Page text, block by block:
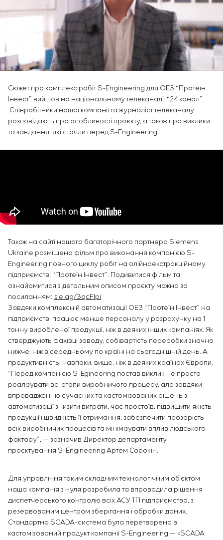
замовника
Сервісне обслуговування
Управління проєктами
Аутсорсинг
Консалтингові послуги
Індивідуальна розробка та випробування
Розробка математичних моделей об’єктів
Розробка спеціальних алгоритмів
Розробка систем управління
Інфраструктура
Хімічна промисловість
Цементна промисловість
Вакансії
Ветеранам
КОНТАКТИ
Сюжет про комплекс робіт S-Engineering для ОЕЗ “Протеїн
Інвест” вийшов на національному телеканалі “24 канал”.
Співробітники нашої компанії та журналіст телеканалу
розповідають про особливості проєкту, а також про виклики
та завдання, які стояли перед S-Engineering.
Також на сайті нашого багаторічного партнера Siemens
Ukraine розміщено фільм про виконання компанією S-
Engineering повного циклу робіт на олійноекстракційному
підприємстві “Протеїн Інвест”. Подивитися фільм та
ознайомитися з детальним описом проєкту можна за
посиланням: sie.ag/3qcFIpi
Завдяки комплексній автоматизації ОЕЗ “Протеїн Інвест” на
підприємстві працює менше персоналу у розрахунку на 1
тонну виробленої продукції, ніж в деяких інших компаніях. Як
стверджують фахівці заводу, собівартість переробки значно
нижче, ніж в середньому по країні на сьогоднішній день. А
продуктивність, навпаки, вище, ніж в деяких країнах Європи.
“Перед компанією S-Egineering постав виклик не просто
реалізувати всі етапи виробничого процесу, але завдяки
впровадженню сучасних та кастомізованих рішень з
автоматизації знизити витрати, час простоїв, підвищити якість
продукції і швидкість її отримання, забезпечити прозорість
всіх виробничих процесів та мінімізувати вплив людського
фактору”, — зазначив Директор департаменту
проєктування S-Engineering Артем Сорокін.
Для управління таким складним технологічним об’єктом
наша компанія з нуля розробила та впровадила рішення
диспетчерського контролю всіх АСУ ТП підприємства, з
резервованим центром зберігання і обробки даних.
Стандартна SCADA-система була перетворена в
кастомізований продукт компанії S-Engineering — «SCADA